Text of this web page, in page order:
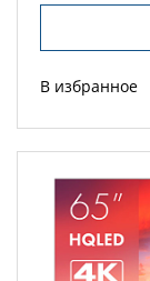
В избранное